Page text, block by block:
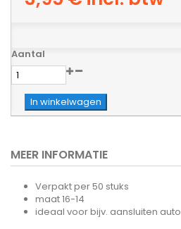
Aantal
In winkelwagen
MEER INFORMATIE
Verpakt per 50 stuks
maat 16-14
ideaal voor bijv. aansluiten